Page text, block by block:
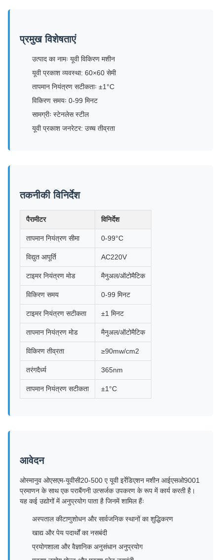
प्रमुख विशेषताएं
उत्पाद का नामः यूवी विकिरण मशीन
यूवी प्रकाश व्यवस्था: 60×60 सेमी
तापमान नियंत्रण सटीकताः ±1°C
विकिरण समयः 0-99 मिनट
सामग्रीः स्टेनलेस स्टील
यूवी प्रकाश जनरेटर: उच्च तीव्रता
तकनीकी विनिर्देश
पैरामीटर विनिर्देश
तापमान नियंत्रण सीमा 0-99°C
विद्युत आपूर्ति AC220V
टाइमर नियंत्रण मोड मैनुअल/ऑटोमैटिक
विकिरण समय 0-99 मिनट
टाइमर नियंत्रण सटीकता ±1 मिनट
तापमान नियंत्रण मोड मैनुअल/ऑटोमैटिक
विकिरण तीव्रता ≥90mw/cm2
तरंगदैर्ध्य 365nm
तापमान नियंत्रण सटीकता ±1°C
आवेदन
ओस्मानुव ओएसएम-यूवीसी20-500 ए यूवी इर्रेडिएशन मशीन आईएसओ9001
प्रमाणन के साथ एक पराबैंगनी उत्सर्जक उपकरण के रूप में कार्य करती है।
यह कई उद्योगों में अनुप्रयोग पाता है जिनमें शामिल हैंः
अस्पताल कीटाणुशोधन और सार्वजनिक स्थानों का शुद्धिकरण
खाद्य और पेय पदार्थों का नसबंदी
प्रयोगशाला और वैज्ञानिक अनुसंधान अनुप्रयोग